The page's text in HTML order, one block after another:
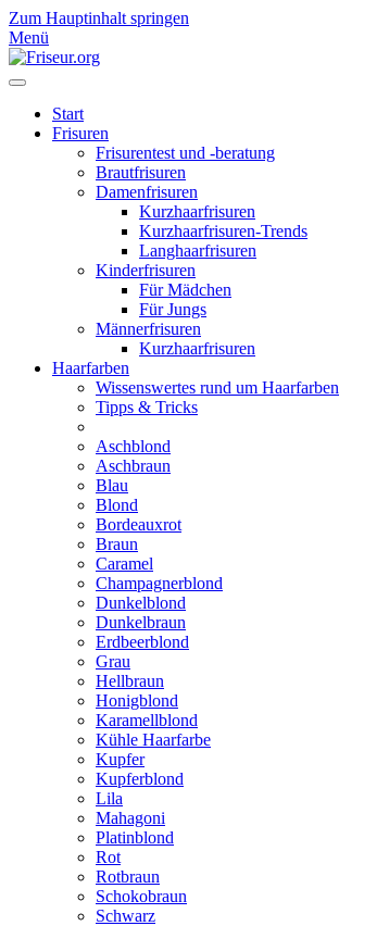
Zum Hauptinhalt springen
Menü
Start
Frisuren
Frisurentest und -beratung
Brautfrisuren
Damenfrisuren
Kurzhaarfrisuren
Kurzhaarfrisuren-Trends
Langhaarfrisuren
Kinderfrisuren
Für Mädchen
Für Jungs
Männerfrisuren
Kurzhaarfrisuren
Haarfarben
Wissenswertes rund um Haarfarben
Tipps & Tricks
Aschblond
Aschbraun
Blau
Blond
Bordeauxrot
Braun
Caramel
Champagnerblond
Dunkelblond
Dunkelbraun
Erdbeerblond
Grau
Hellbraun
Honigblond
Karamellblond
Kühle Haarfarbe
Kupfer
Kupferblond
Lila
Mahagoni
Platinblond
Rot
Rotbraun
Schokobraun
Schwarz